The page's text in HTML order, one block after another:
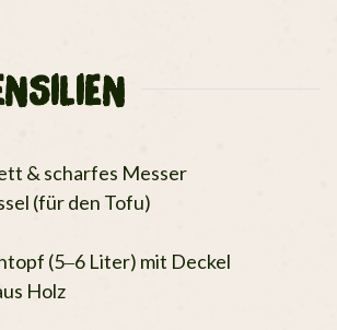
& scharfes Messer
(für den Tofu)
(5–6 Liter) mit Deckel
Holz